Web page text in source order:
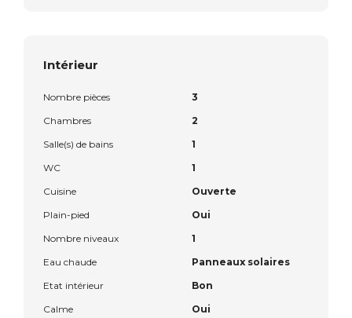
Intérieur
Nombre pièces
3
Chambres
2
Salle(s) de bains
1
WC
1
Cuisine
Ouverte
Plain-pied
Oui
Nombre niveaux
1
Eau chaude
Panneaux solaires
Etat intérieur
Bon
Calme
Oui